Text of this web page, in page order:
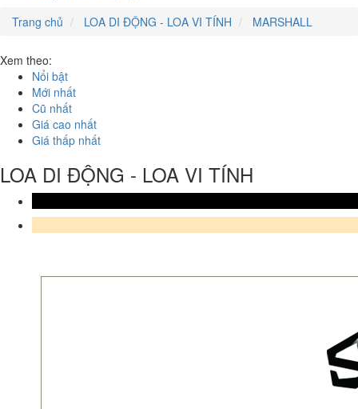
Trang chủ
LOA DI ĐỘNG - LOA VI TÍNH MARSHALL
Xem theo:
Nổi bật
Mới nhất
Cũ nhất
Giá cao nhất
Giá thấp nhất
LOA DI ĐỘNG - LOA VI TÍNH